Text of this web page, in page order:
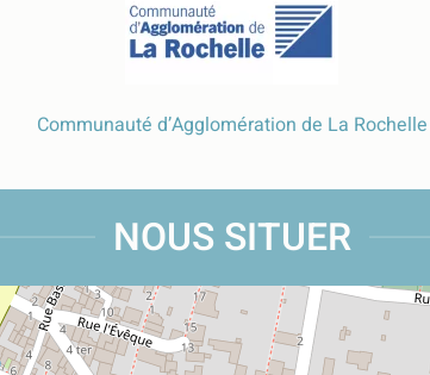
Communauté d’Agglomération de La Rochelle
NOUS SITUER